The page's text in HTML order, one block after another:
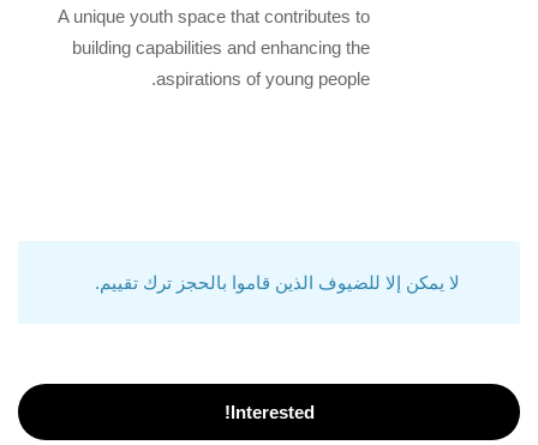
A unique youth space that contributes to
building capabilities and enhancing the
aspirations of young people.
لا يمكن إلا للضيوف الذين قاموا بالحجز ترك تقييم.
Interested!